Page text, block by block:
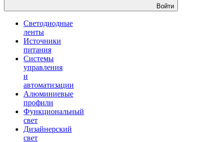
Войти
Светодиодные
ленты
Источники
питания
Системы
управления
и
автоматизации
Алюминиевые
профили
Функциональный
свет
Дизайнерский
свет